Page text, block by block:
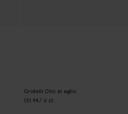
Gridelli Olio al aglio
131.94/ 6 st.